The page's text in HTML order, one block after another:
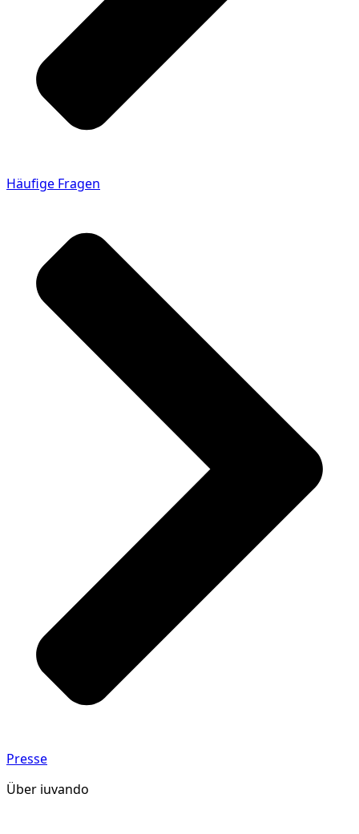
Häufige Fragen
Presse
Über iuvando